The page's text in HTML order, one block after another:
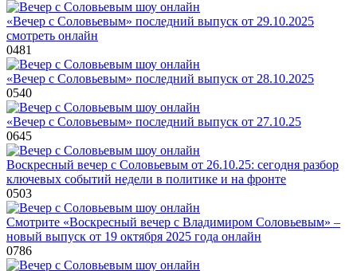
«Вечер с Соловьевым» последний выпуск от 29.10.2025
смотреть онлайн
0481
«Вечер с Соловьевым» последний выпуск от 28.10.2025
0540
«Вечер с Соловьевым» последний выпуск от 27.10.25
0645
Воскресный вечер с Соловьевым от 26.10.25: сегодня разбор
ключевых событий недели в политике и на фронте
0503
Смотрите «Воскресный вечер с Владимиром Соловьевым» –
новый выпуск от 19 октября 2025 года онлайн
0786